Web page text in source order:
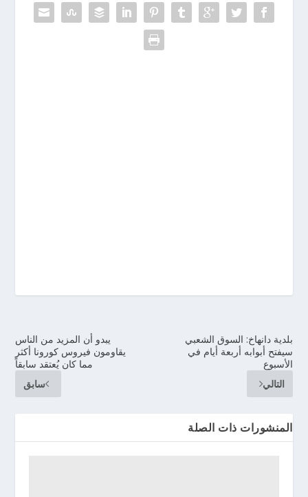
يبدو أن المزيد من الناس
يقاومون فيروس كورونا أكثر
مما كان يُعتقد سابقاً
سابق
بلدية دانهاخ: السوق الشعبي
سيفتح أبوابه أربعة أيام في
الأسبوع
التالي
المنشورات ذات الصلة